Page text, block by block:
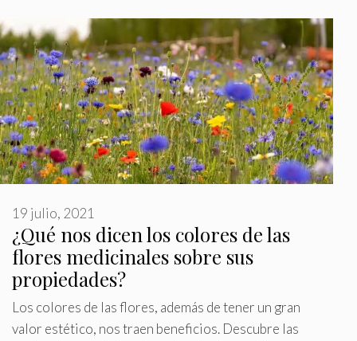
¿Qué nos dicen los colores de las
flores medicinales sobre sus
propiedades?
19 julio, 2021
Los colores de las flores, además de tener un gran
valor estético, nos traen beneficios. Descubre las